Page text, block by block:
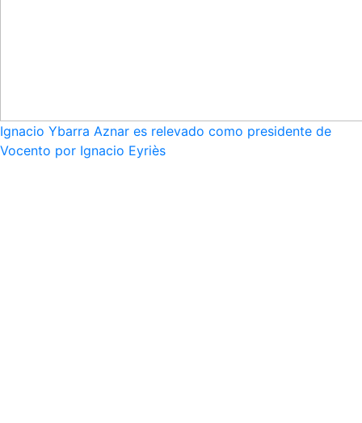
Ignacio Ybarra Aznar es relevado como presidente de
Vocento por Ignacio Eyriès